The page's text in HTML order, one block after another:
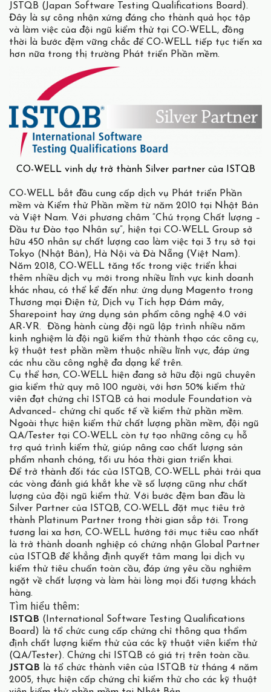
JSTQB (Japan Software Testing Qualifications Board).
Đây là sự công nhận xứng đáng cho thành quả học tập
và làm việc của đội ngũ kiểm thử tại CO-WELL, đồng
thời là bước đệm vững chắc để CO-WELL tiếp tục tiến xa
hơn nữa trong thị trường Phát triển Phần mềm.
CO-WELL vinh dự trở thành Silver partner của ISTQB
CO-WELL bắt đầu cung cấp dịch vụ Phát triển Phần
mềm và Kiểm thử Phần mềm từ năm 2010 tại Nhật Bản
và Việt Nam. Với phương châm “Chú trọng Chất lượng –
Đầu tư Đào tạo Nhân sự”, hiện tại CO-WELL Group sở
hữu 450 nhân sự chất lượng cao làm việc tại 3 trụ sở tại
Tokyo (Nhật Bản), Hà Nội và Đà Nẵng (Việt Nam).
Năm 2018, CO-WELL tăng tốc trong việc triển khai
thêm nhiều dịch vụ mới trong nhiều lĩnh vực kinh doanh
khác nhau, có thể kể đến như: ứng dụng Magento trong
Thương mại Điện tử, Dịch vụ Tích hợp Đám mây,
Sharepoint hay ứng dụng sản phẩm công nghệ 4.0 với
AR-VR. Đồng hành cùng đội ngũ lập trình nhiều năm
kinh nghiệm là đội ngũ kiểm thử thành thạo các công cụ,
kỹ thuật test phần mềm thuộc nhiều lĩnh vực, đáp ứng
các nhu cầu công nghệ đa dạng kể trên.
Cụ thể hơn, CO-WELL hiện đang sở hữu đội ngũ chuyên
gia kiểm thử quy mô 100 người, với hơn 50% kiểm thử
viên đạt chứng chỉ ISTQB cả hai module Foundation và
Advanced– chứng chỉ quốc tế về kiểm thử phần mềm.
Ngoài thực hiện kiểm thử chất lượng phần mềm, đội ngũ
QA/Tester tại CO-WELL còn tự tạo những công cụ hỗ
trợ quá trình kiểm thử, giúp nâng cao chất lượng sản
phẩm nhanh chóng, tối ưu hóa thời gian triển khai.
Để trở thành đối tác của ISTQB, CO-WELL phải trải qua
các vòng đánh giá khắt khe về số lượng cũng như chất
lượng của đội ngũ kiểm thử. Với bước đệm ban đầu là
Silver Partner của ISTQB, CO-WELL đặt mục tiêu trở
thành Platinum Partner trong thời gian sắp tới. Trong
tương lai xa hơn, CO-WELL hướng tới mục tiêu cao nhất
là trở thành doanh nghiệp có chứng nhận Global Partner
của ISTQB để khẳng định quyết tâm mang lại dịch vụ
kiểm thử tiêu chuẩn toàn cầu, đáp ứng yêu cầu nghiêm
ngặt về chất lượng và làm hài lòng mọi đối tượng khách
hàng.
Tìm hiểu thêm:
ISTQB (International Software Testing Qualifications
Board) là tổ chức cung cấp chứng chỉ thông qua thẩm
định chất lượng kiểm thử của các kỹ thuật viên kiểm thử
(QA/Tester). Chứng chỉ ISTQB có giá trị trên toàn cầu.
JSTQB là tổ chức thành viên của ISTQB từ tháng 4 năm
2005, thực hiện cấp chứng chỉ kiểm thử cho các kỹ thuật